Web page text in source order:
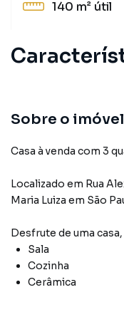
140 m² útil
Sobre o imóvel
Casa à venda com 3
Localizado em Rua
Maria Luiza em São
Desfrute de uma casa
Sala
Cozinha
Cerâmica